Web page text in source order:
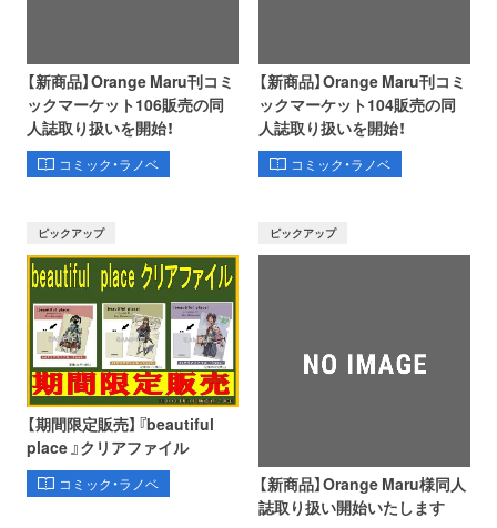
【新商品】Orange Maru刊コミ
ックマーケット106販売の同
人誌取り扱いを開始！
コミック・ラノベ
【新商品】Orange Maru刊コミ
ックマーケット104販売の同
人誌取り扱いを開始！
コミック・ラノベ
ピックアップ
【期間限定販売】『beautiful
place 』クリアファイル
コミック・ラノベ
ピックアップ
【新商品】Orange Maru様同人
誌取り扱い開始いたします